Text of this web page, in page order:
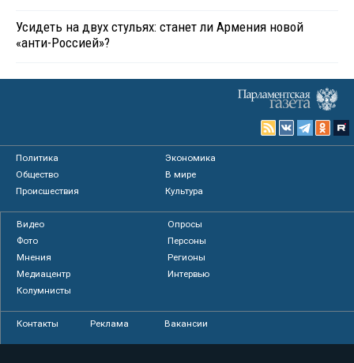
Усидеть на двух стульях: станет ли Армения новой
«анти-Россией»?
Политика
Экономика
Общество
В мире
Происшествия
Культура
Видео
Опросы
Фото
Персоны
Мнения
Регионы
Медиацентр
Интервью
Колумнисты
Контакты Реклама Вакансии